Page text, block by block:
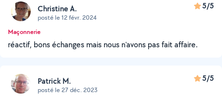
Christine A.
posté le 12 févr. 2024
5/5
Maçonnerie
réactif, bons échanges mais nous n'avons pas fait affaire.
Patrick M.
posté le 27 déc. 2023
5/5